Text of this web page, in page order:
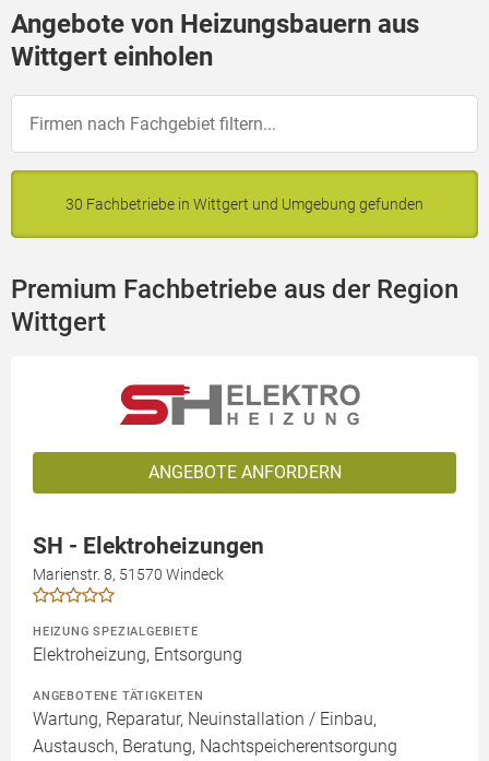
Angebote von Heizungsbauern aus
Wittgert einholen
30 Fachbetriebe in Wittgert und Umgebung gefunden
Premium Fachbetriebe aus der Region
Wittgert
ANGEBOTE ANFORDERN
SH - Elektroheizungen
Marienstr. 8, 51570 Windeck
HEIZUNG SPEZIALGEBIETE
Elektroheizung, Entsorgung
ANGEBOTENE TÄTIGKEITEN
Wartung, Reparatur, Neuinstallation / Einbau,
Austausch, Beratung, Nachtspeicherentsorgung